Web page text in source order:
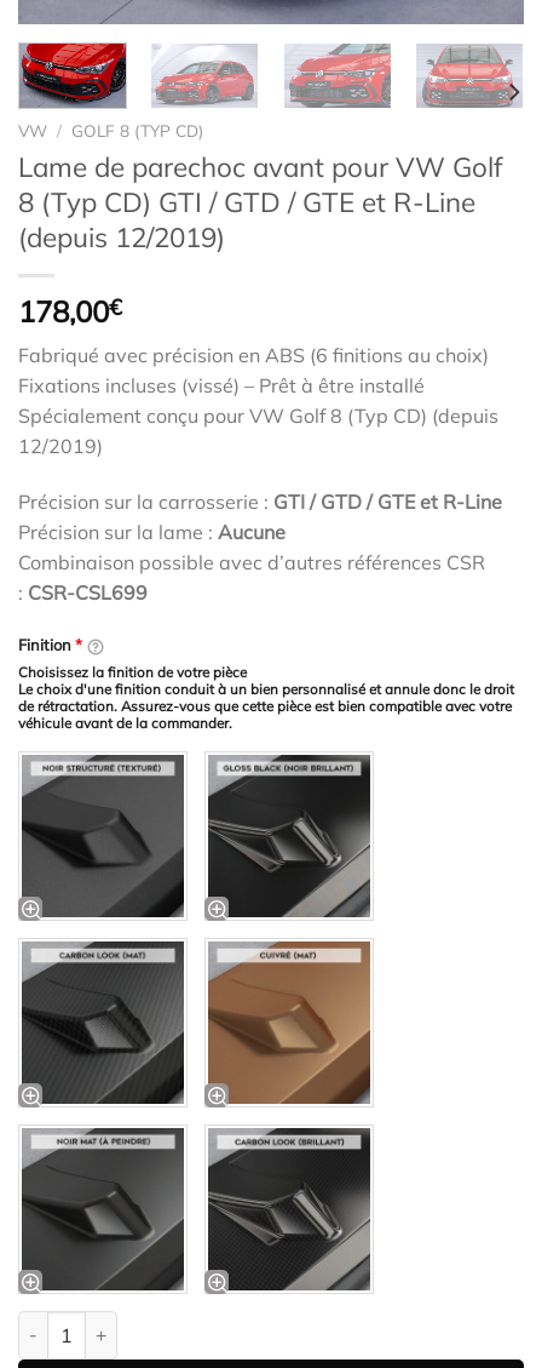
VW / GOLF 8 (TYP CD)
Lame de parechoc avant pour VW Golf
8 (Typ CD) GTI / GTD / GTE et R-Line
(depuis 12/2019)
178,00€
Fabriqué avec précision en ABS (6 finitions au choix)
Fixations incluses (vissé) – Prêt à être installé
Spécialement conçu pour VW Golf 8 (Typ CD) (depuis
12/2019)
Précision sur la carrosserie : GTI / GTD / GTE et R-Line
Précision sur la lame : Aucune
Combinaison possible avec d’autres références CSR
: CSR-CSL699
Finition*
Choisissez la finition de votre pièce
Le choix d'une finition conduit à un bien personnalisé et annule donc le droit
de rétractation. Assurez-vous que cette pièce est bien compatible avec votre
véhicule avant de la commander.
quantité de Lame de parechoc avant pour VW Golf 8 (Typ CD)